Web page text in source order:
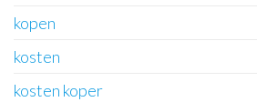
kopen
kosten
kosten koper